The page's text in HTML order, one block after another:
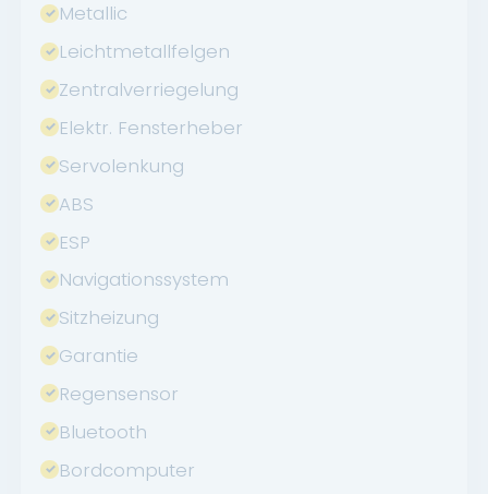
Metallic
Leichtmetallfelgen
Zentralverriegelung
Elektr. Fensterheber
Servolenkung
ABS
ESP
Navigationssystem
Sitzheizung
Garantie
Regensensor
Bluetooth
Bordcomputer